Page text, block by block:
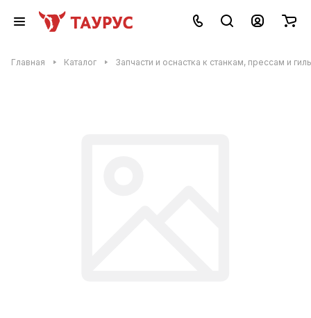
Главная Каталог Запчасти и оснастка к станкам, прессам и